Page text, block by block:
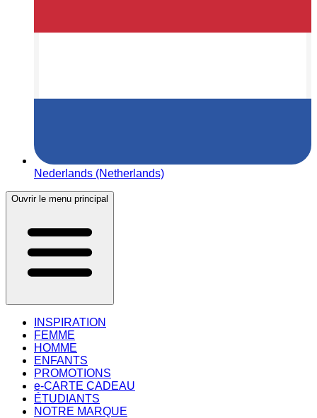
Nederlands (Netherlands)
Ouvrir le menu principal
INSPIRATION
FEMME
HOMME
ENFANTS
PROMOTIONS
e-CARTE CADEAU
ÉTUDIANTS
NOTRE MARQUE